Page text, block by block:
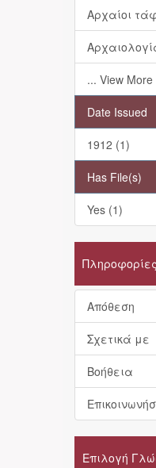
Αρχαίοι
... View More
Date Issued
1912 (1)
Has File(s)
Yes (1)
Απόθεση
Σχετικά με
Βοήθεια
Επιλογή